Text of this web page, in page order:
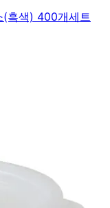
(흑색) 400개세트